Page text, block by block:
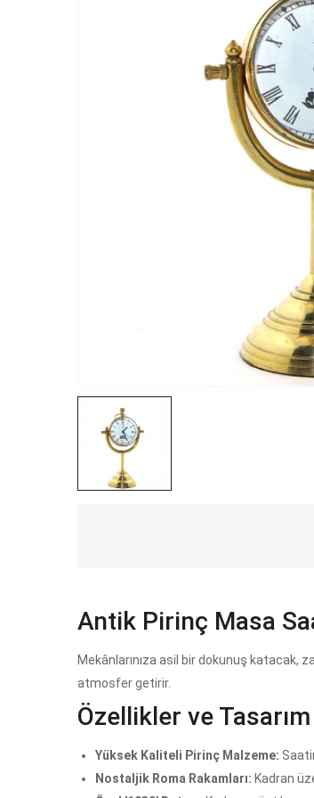
Antik Pirinç Masa
Mekânlarınıza asil bir dokunuş katacak,
atmosfer getirir.
Özellikler ve
Yüksek Kaliteli Pirinç Malzeme:
Nostaljik Roma Rakamları: Kadran